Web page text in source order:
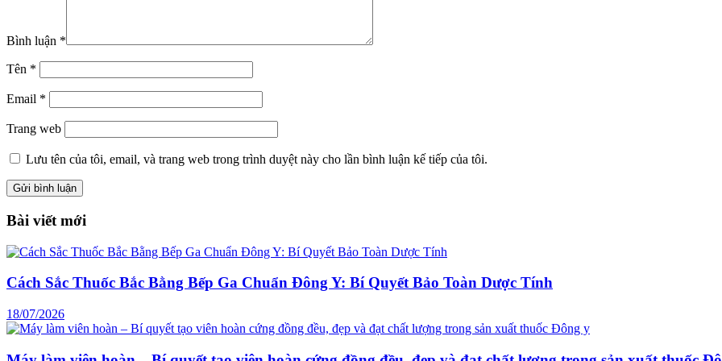
Bình luận *
Tên *
Email *
Trang web
Lưu tên của tôi, email, và trang web trong trình duyệt này cho lần bình luận kế tiếp của tôi.
Bài viết mới
Cách Sắc Thuốc Bắc Bằng Bếp Ga Chuẩn Đông Y: Bí Quyết Bảo Toàn Dược Tính
18/07/2026